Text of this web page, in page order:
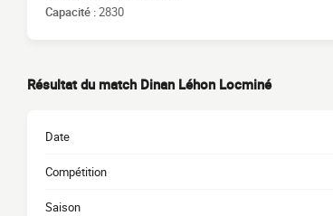
Capacité :2830
Résultat du match Dinan Léhon Locminé
Date
Compétition
Saison